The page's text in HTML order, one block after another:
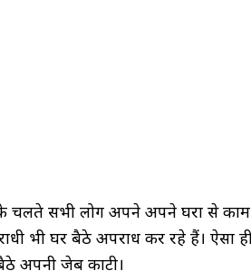
चलते सभी लोग अपने अपने घरों से
भी घर बैठे अपराध कर रहे हैं।
अपनी जेब काटी।